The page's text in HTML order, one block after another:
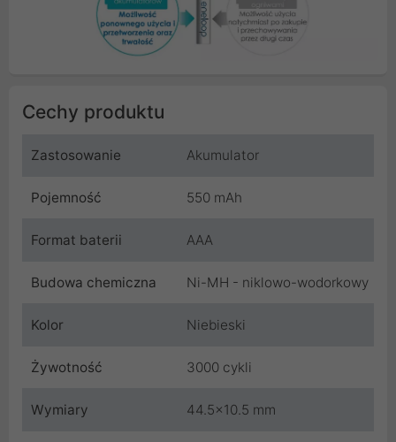
Cechy produktu
Zastosowanie Akumulator
Pojemność 550 mAh
Format baterii AAA
Budowa chemiczna Ni-MH - niklowo-wodorkowy
Kolor Niebieski
Żywotność 3000 cykli
Wymiary 44.5x10.5 mm